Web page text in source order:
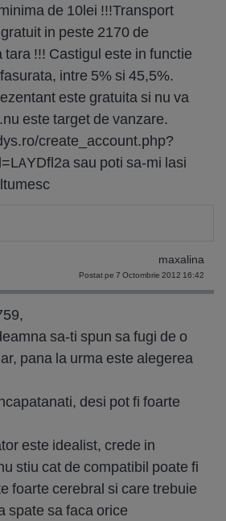
de 10lei !!!Transport
in peste 2170 de
!!! Castigul este in functie
intre 5% si 45,5%.
este gratuita si nu va
este target de vanzare.
create_account.php?
sau poti sa-mi lasi
maxalina
Postat pe 7 Octombrie 2012 16:42
sa-ti spun sa fugi de o
pana la urma este alegerea
desi pot fi foarte
este idealist, crede in
stiu cat de compatibil poate fi
foarte cerebral si care trebuie
spate sa faca orice